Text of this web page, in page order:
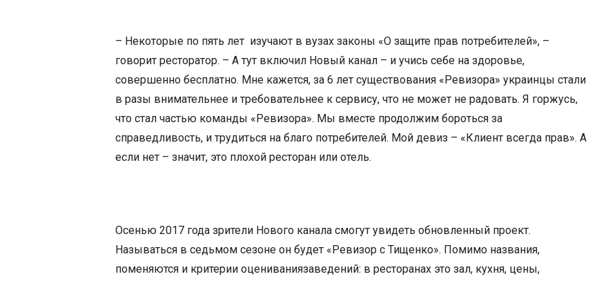
– Некоторые по пять лет изучают в вузах законы «О защите прав потребителей», –
говорит ресторатор. – А тут включил Новый канал – и учись себе на здоровье,
совершенно бесплатно. Мне кажется, за 6 лет существования «Ревизора» украинцы стали
в разы внимательнее и требовательнее к сервису, что не может не радовать. Я горжусь,
что стал частью команды «Ревизора». Мы вместе продолжим бороться за
справедливость, и трудиться на благо потребителей. Мой девиз – «Клиент всегда прав». А
если нет – значит, это плохой ресторан или отель.
Осенью 2017 года зрители Нового канала смогут увидеть обновленный проект.
Называться в седьмом сезоне он будет «Ревизор с Тищенко». Помимо названия,
поменяются и критерии оцениваниязаведений: в ресторанах это зал, кухня, цены,